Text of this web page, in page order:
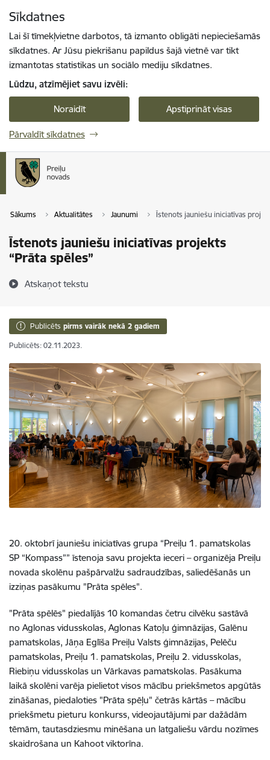
Sīkdatnes
Lai šī tīmekļvietne darbotos, tā izmanto obligāti nepieciešamās
sīkdatnes. Ar Jūsu piekrišanu papildus šajā vietnē var tikt
izmantotas statistikas un sociālo mediju sīkdatnes.
Lūdzu, atzīmējiet savu izvēli:
Noraidīt Apstiprināt visas
Pārvaldīt sīkdatnes
Sākums Aktualitātes Jaunumi Īstenots jauniešu iniciatīvas
Īstenots jauniešu iniciatīvas projekts
“Prāta spēles”
Atskaņot tekstu
Publicēts pirms vairāk nekā 2 gadiem
Publicēts: 02.11.2023.
20. oktobrī jauniešu iniciatīvas grupa “Preiļu 1. pamatskolas
SP “Kompass”” īstenoja savu projekta ieceri – organizēja Preiļu
novada skolēnu pašpārvalžu sadraudzības, saliedēšanās un
izziņas pasākumu "Prāta spēles".
"Prāta spēlēs" piedalījās 10 komandas četru cilvēku sastāvā
no Aglonas vidusskolas, Aglonas Katoļu ģimnāzijas, Galēnu
pamatskolas, Jāņa Eglīša Preiļu Valsts ģimnāzijas, Pelēču
pamatskolas, Preiļu 1. pamatskolas, Preiļu 2. vidusskolas,
Riebiņu vidusskolas un Vārkavas pamatskolas. Pasākuma
laikā skolēni varēja pielietot visos mācību priekšmetos apgūtās
zināšanas, piedaloties "Prāta spēļu" četrās kārtās – mācību
priekšmetu pieturu konkurss, videojautājumi par dažādām
tēmām, tautasdziesmu minēšana un latgaliešu vārdu nozīmes
skaidrošana un Kahoot viktorīna.